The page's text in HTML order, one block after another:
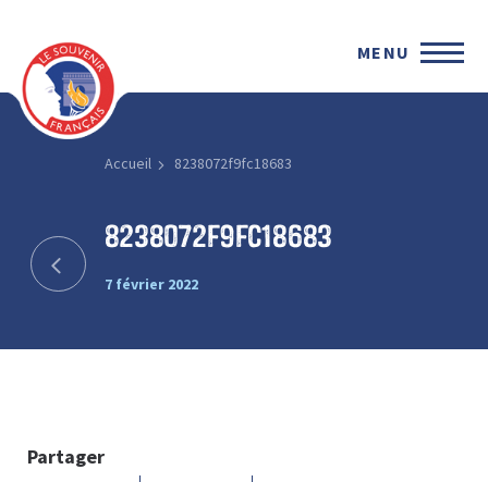
MENU
Accueil 8238072f9fc18683
8238072f9fc18683
7 février 2022
Partager